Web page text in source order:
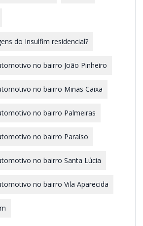
do Insulfim residencial?
no bairro João Pinheiro
no bairro Minas Caixa
no bairro Palmeiras
no bairro Paraíso
no bairro Santa Lúcia
no bairro Vila Aparecida